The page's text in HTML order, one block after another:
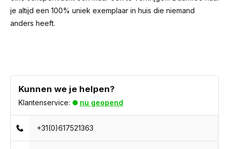
je altijd een 100% uniek exemplaar in huis die niemand
anders heeft.
Kunnen we je helpen?
Klantenservice: nu geopend
+31(0)617521363